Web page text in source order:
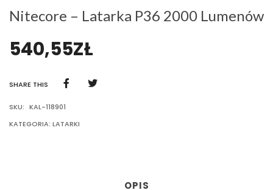
Nitecore – Latarka P36 2000 Lumenów
540,55ZŁ
SHARE THIS
SKU: KAL-118901
KATEGORIA: LATARKI
OPIS